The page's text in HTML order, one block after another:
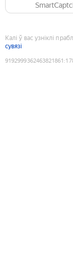
Калі ў вас узніклі
сувязі
9192999362463821861 :